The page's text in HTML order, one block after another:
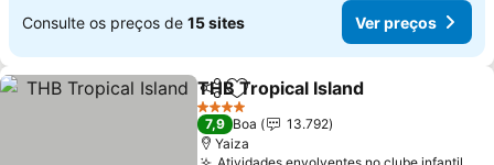
Consulte os preços de 15 sites Ver preços
PartilharAdicionar aos favoritos
THB Tropical Island
4 Estrelas
7,9 Boa
13.792
Yaiza